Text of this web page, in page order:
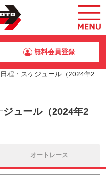
無料会員登録
程・スケジュール（2024年2
ュール（2024年2
オートレース